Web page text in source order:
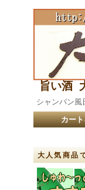
旨い酒
シャンパン
カー
大人気商品